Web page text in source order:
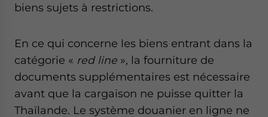
biens sujets à restrictions.
En ce qui concerne les biens entrant dans la
catégorie « red line », la fourniture de
documents supplémentaires est nécessaire
avant que la cargaison ne puisse quitter la
Thaïlande. Le système douanier en ligne ne